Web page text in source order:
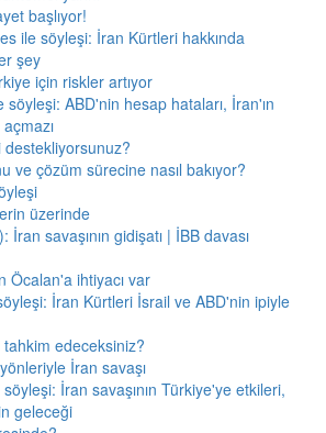
başlıyor!
ile söyleşi: İran Kürtleri hakkında
şey
için riskler artıyor
ABD'nin hesap hataları, İran'ın
destekliyorsunuz?
ve çözüm sürecine nasıl bakıyor?
üzerinde
İran savaşının gidişatı | İBB davası
Öcalan'a ihtiyacı var
İran Kürtleri İsrail ve ABD'nin ipiyle
edeceksiniz?
İran savaşı
İran savaşının Türkiye'ye etkileri,
geleceği